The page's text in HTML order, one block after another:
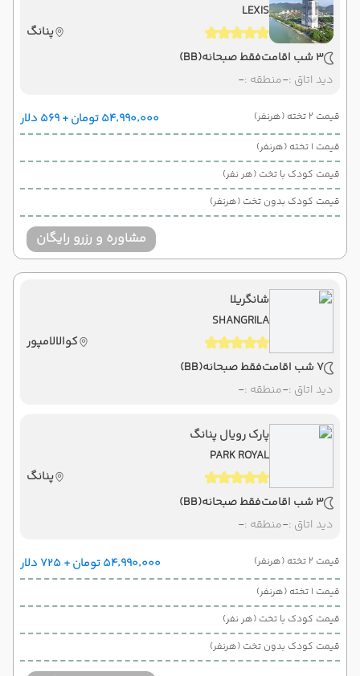
LEXIS
پنانگ
3 شب اقامت
فقط صبحانه(BB)
دید اتاق :-منطقه :-
قیمت 2 تخته (هرنفر) ۵۴٬۹۹۰٬۰۰۰ تومان + ۵۶۹ دلار
قیمت 1 تخته (هرنفر)
قیمت کودک با تخت (هر نفر)
قیمت کودک بدون تخت (هرنفر)
مشاوره و رزرو رایگان
شانگریلا
SHANGRILA
کوالالامپور
7 شب اقامت
فقط صبحانه(BB)
دید اتاق :-منطقه :-
پارک رویال پنانگ
PARK ROYAL
پنانگ
3 شب اقامت
فقط صبحانه(BB)
دید اتاق :-منطقه :-
قیمت 2 تخته (هرنفر) ۵۴٬۹۹۰٬۰۰۰ تومان + ۷۲۵ دلار
قیمت 1 تخته (هرنفر)
قیمت کودک با تخت (هر نفر)
قیمت کودک بدون تخت (هرنفر)